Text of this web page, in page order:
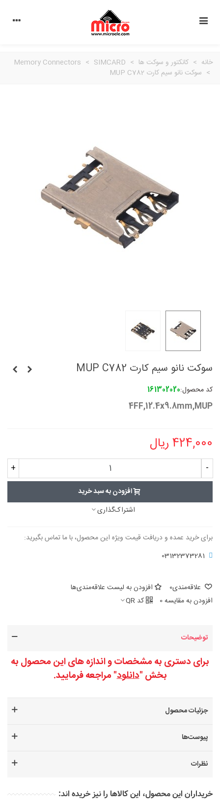
خانه > کانکتور و سوکت ها >
Memory Connectors > SIMCARD
> سوکت نانو سیم کارت MUP C782
سوکت نانو سیم کارت MUP C782
کد محصول:161302020
4FF,12.4x9.8mm,MUP
424,000 ریال
-
+
افزودن به سبد خرید
اشتراک‌گذاری
برای خرید عمده و دریافت قیمت ویژه این محصول، با ما تماس بگیرید:
03132373281
علاقه‌مندی0
افزودن به لیست علاقه‌مندی‌ها
افزودن به مقایسه0 کد QR
توضیحات
برای دستری به مشخصات و اندازه های این محصول به
بخش "دانلود" مراجعه فرمایید.
جزئیات محصول
پیوست‌ها
نظرات
خریداران این محصول، این کالاها را نیز خریده اند: